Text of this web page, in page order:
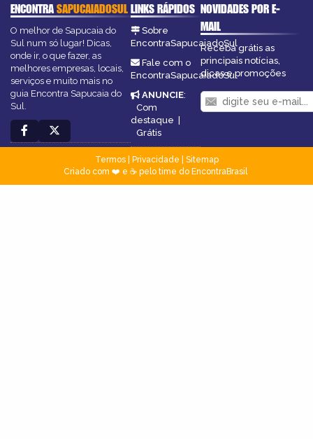
ENCONTRASAPUCAIADOSUL
O melhor de Sapucaia do
Sul num só lugar! Dicas,
onde ir, o que fazer, as
melhores empresas, locais,
serviços e muito mais no
guia Encontra Sapucaia do
Sul.
LINKS RÁPIDOS
Sobre
EncontraSapucaiadoSul
Fale com o
EncontraSapucaiadoSul
ANUNCIE:
Com
destaque |
Grátis
NOVIDADES POR E-
MAIL
Receba grátis as
principais notícias,
dicas e promoções
Termos| Privacidade
Sitemap
Criado com ❤️ e ☕ pelo time do EncontraBrasil